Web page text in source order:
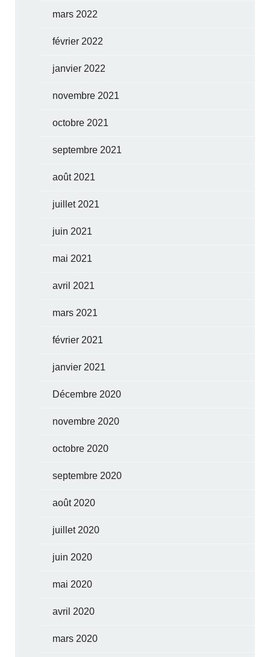
mars 2022
février 2022
janvier 2022
novembre 2021
octobre 2021
septembre 2021
août 2021
juillet 2021
juin 2021
mai 2021
avril 2021
mars 2021
février 2021
janvier 2021
Décembre 2020
novembre 2020
octobre 2020
septembre 2020
août 2020
juillet 2020
juin 2020
mai 2020
avril 2020
mars 2020